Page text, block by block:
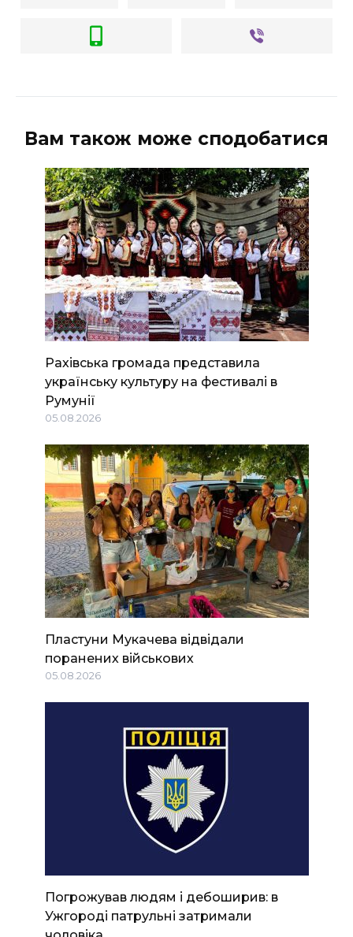
Вам також може сподобатися
Рахівська громада представила
українську культуру на фестивалі в
Румунії
05.08.2026
Пластуни Мукачева відвідали
поранених військових
05.08.2026
Погрожував людям і дебоширив: в
Ужгороді патрульні затримали